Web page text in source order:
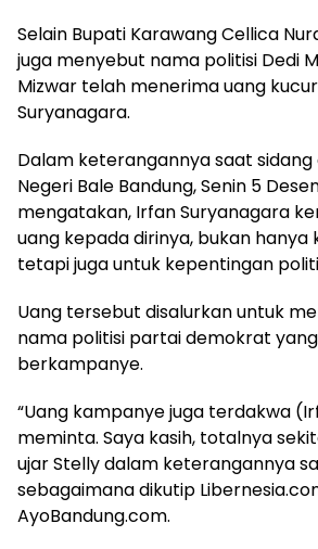
Selain Bupati Karawang Cellica
juga menyebut nama politisi Dedi
Mizwar telah menerima uang
Suryanagara.
Dalam keterangannya saat sidang
Negeri Bale Bandung, Senin 5
mengatakan, Irfan Suryanagara
uang kepada dirinya, bukan hanya
tetapi juga untuk kepentingan
Uang tersebut disalurkan untuk
nama politisi partai demokrat
berkampanye.
“Uang kampanye juga terdakwa
meminta. Saya kasih, totalnya
ujar Stelly dalam keterangannya
sebagaimana dikutip
AyoBandung.com.